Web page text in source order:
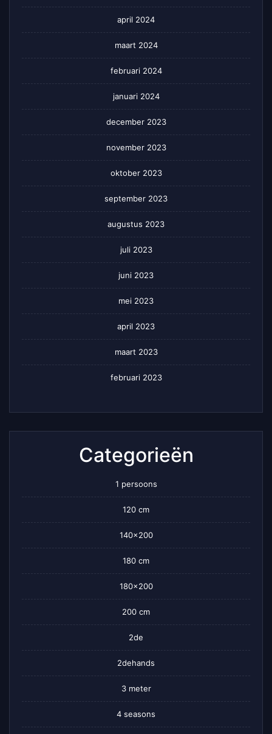
april 2024
maart 2024
februari 2024
januari 2024
december 2023
november 2023
oktober 2023
september 2023
augustus 2023
juli 2023
juni 2023
mei 2023
april 2023
maart 2023
februari 2023
Categorieën
1 persoons
120 cm
140×200
180 cm
180×200
200 cm
2de
2dehands
3 meter
4 seasons